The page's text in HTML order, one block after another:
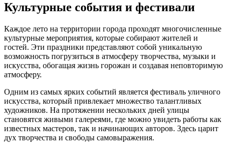
Культурные события и фестивали
Каждое лето на территории города проходят многочисленные
культурные мероприятия, которые собирают жителей и
гостей. Эти праздники представляют собой уникальную
возможность погрузиться в атмосферу творчества, музыки и
искусства, обогащая жизнь горожан и создавая неповторимую
атмосферу.
Одним из самых ярких событий является фестиваль уличного
искусства, который привлекает множество талантливых
художников. На протяжении нескольких дней улицы
становятся живыми галереями, где можно увидеть работы как
известных мастеров, так и начинающих авторов. Здесь царит
дух творчества и свободы самовыражения.